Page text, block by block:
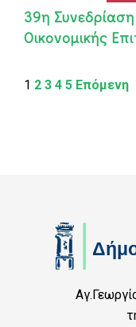
39η
Οικονομικής
1 2 3 4 5 Επόμενη